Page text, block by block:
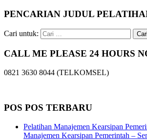
PENCARIAN JUDUL
Cari untuk:
CALL ME PLEASE 24 HOURS
0821 3630 8044 (TELKOMSEL)
POS POS TERBARU
Pelatihan Manajemen Kearsipan
Manajemen Kearsipan Pemerintah –